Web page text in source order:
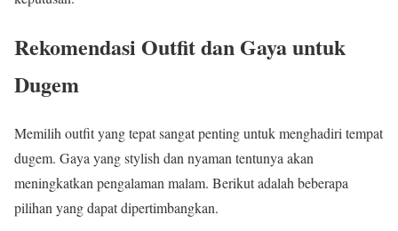
Rekomendasi Outfit dan Gaya untuk
Dugem
Memilih outfit yang tepat sangat penting untuk menghadiri tempat
dugem. Gaya yang stylish dan nyaman tentunya akan
meningkatkan pengalaman malam. Berikut adalah beberapa
pilihan yang dapat dipertimbangkan.